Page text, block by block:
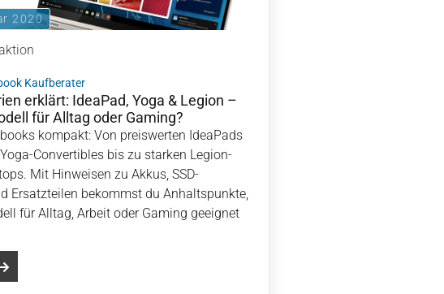
2020
Kaufberater
erklärt: IdeaPad, Yoga & Legion –
für Alltag oder Gaming?
kompakt: Von preiswerten IdeaPads
Convertibles bis zu starken Legion-
Mit Hinweisen zu Akkus, SSD-
Ersatzteilen bekommst du Anhaltspunkte,
für Alltag, Arbeit oder Gaming geeignet